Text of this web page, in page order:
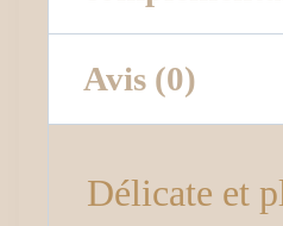
Avis (0)
Délicate et